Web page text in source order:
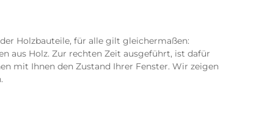
Holzbauteile, für alle gilt gleichermaßen:
aus Holz. Zur rechten Zeit ausgeführt, ist dafür
mit Ihnen den Zustand Ihrer Fenster. Wir zeigen